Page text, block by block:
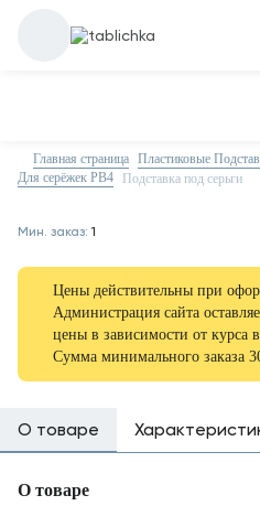
Главная страница Пластиковые
Для серёжек PB4
Подставка под серьги
Мин. заказ: 1
Цены действительны при
Администрация сайта
цены в зависимости от курса
Сумма минимального заказа
О товаре
О товаре